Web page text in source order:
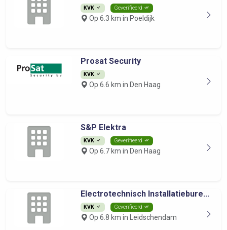
KVK Geverifieerd
Op 6.3 km in Poeldijk
Prosat Security
KVK
Op 6.6 km in Den Haag
S&P Elektra
KVK Geverifieerd
Op 6.7 km in Den Haag
Electrotechnisch Installatiebure...
KVK Geverifieerd
Op 6.8 km in Leidschendam